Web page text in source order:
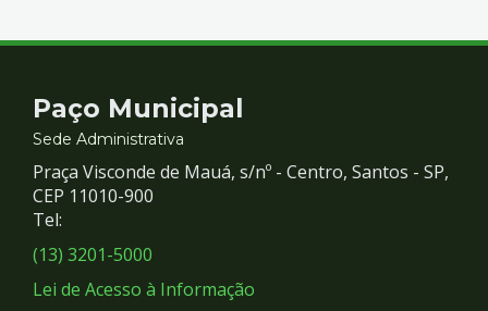
Contato
e
Redes
Sociais
Paço Municipal
Sede Administrativa
Praça Visconde de Mauá, s/nº - Centro, Santos - SP,
CEP 11010-900
Tel:
(13) 3201-5000
Lei de Acesso à Informação